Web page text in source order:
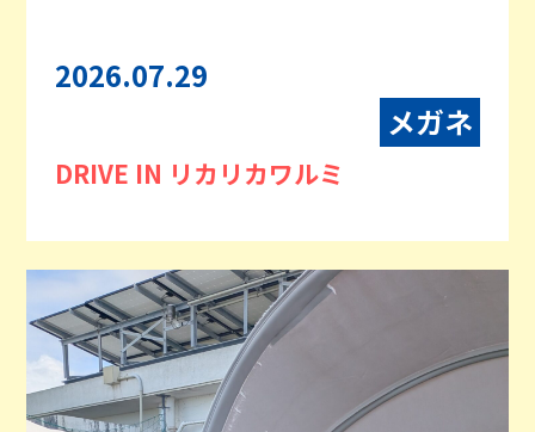
2026.07.29
メガネ
DRIVE IN リカリカワルミ